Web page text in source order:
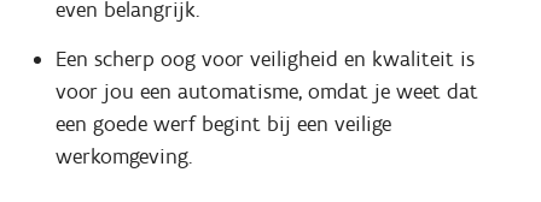
even belangrijk.
Een scherp oog voor veiligheid en kwaliteit is
voor jou een automatisme, omdat je weet dat
een goede werf begint bij een veilige
werkomgeving.